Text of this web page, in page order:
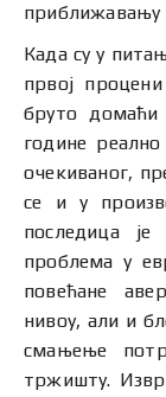
приближавању
Када су у
првој
бруто
године
очекиваног,
се и у
последица
проблема у
повећане
нивоу, али и
смањење
тржишту.